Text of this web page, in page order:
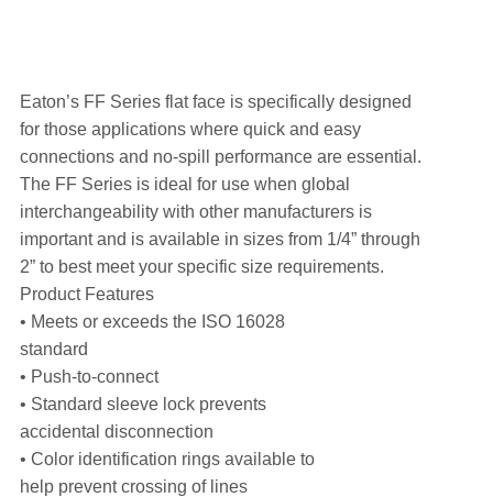
Eaton’s FF Series flat face is specifically designed
for those applications where quick and easy
connections and no-spill performance are essential.
The FF Series is ideal for use when global
interchangeability with other manufacturers is
important and is available in sizes from 1/4” through
2” to best meet your specific size requirements.
Product Features
• Meets or exceeds the ISO 16028
standard
• Push-to-connect
• Standard sleeve lock prevents
accidental disconnection
• Color identification rings available to
help prevent crossing of lines